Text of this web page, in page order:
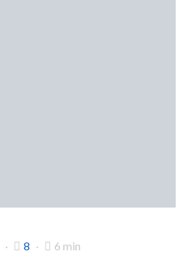
8 6 min